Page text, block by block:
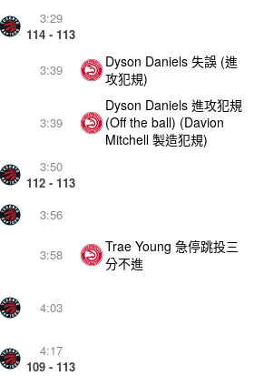
4:17
109 - 113
4:03
3:58
Trae Young 急停跳投三
分不進
3:56
3:50
112 - 113
3:39
Dyson Daniels 進攻犯規
(Off the ball) (Davion
Mitchell 製造犯規)
3:39
Dyson Daniels 失誤 (進
攻犯規)
3:29
114 - 113